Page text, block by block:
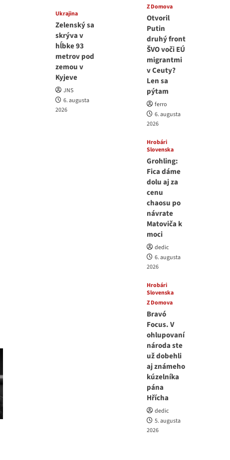
Ukrajina
Zelenský sa
skrýva v
hĺbke 93
metrov pod
zemou v
Kyjeve
JNS
6. augusta
2026
Z Domova
Otvoril
Putin
druhý front
ŠVO voči EÚ
migrantmi
v Ceuty?
Len sa
pýtam
ferro
6. augusta
2026
Hrobári
Slovenska
Grohling:
Fica dáme
dolu aj za
cenu
chaosu po
návrate
Matoviča k
moci
dedic
6. augusta
2026
Hrobári
Slovenska
Z Domova
Bravó
Focus. V
ohlupovaní
národa ste
už dobehli
aj známeho
kúzelníka
pána
Hřícha
dedic
5. augusta
2026